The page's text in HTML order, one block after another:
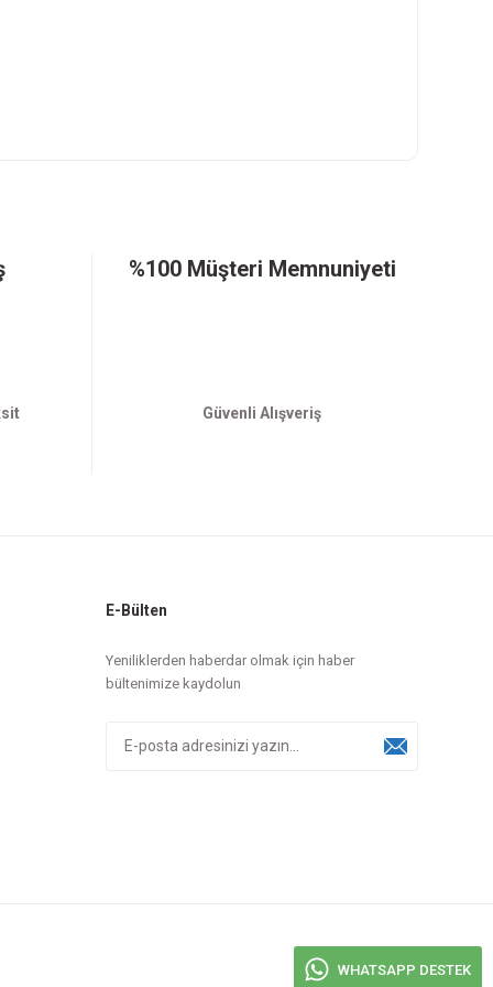
%100 Müşteri Memnuniyeti
Güvenli Alışveriş
E-Bülten
Yeniliklerden haberdar olmak için haber
bültenimize kaydolun
WHATSAPP DESTEK